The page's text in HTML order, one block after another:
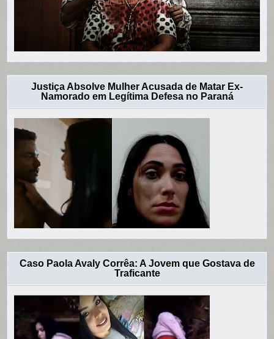
Justiça Absolve Mulher Acusada de Matar Ex-
Namorado em Legítima Defesa no Paraná
Caso Paola Avaly Corrêa: A Jovem que Gostava de
Traficante